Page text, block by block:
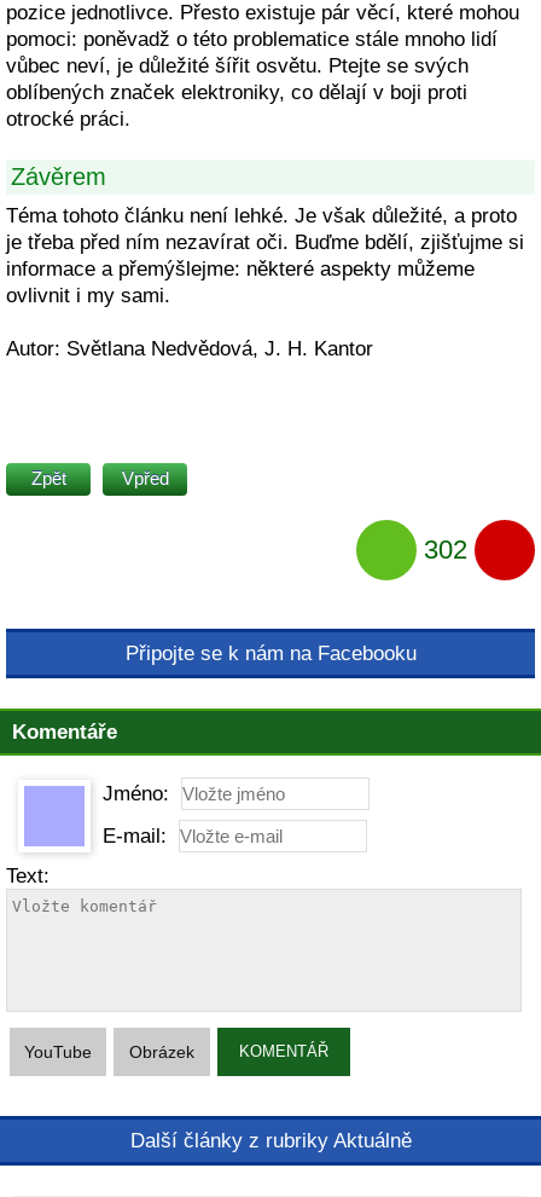
pozice jednotlivce. Přesto existuje pár věcí, které mohou
pomoci: poněvadž o této problematice stále mnoho lidí
vůbec neví, je důležité šířit osvětu. Ptejte se svých
oblíbených značek elektroniky, co dělají v boji proti
otrocké práci.
Závěrem
Téma tohoto článku není lehké. Je však důležité, a proto
je třeba před ním nezavírat oči. Buďme bdělí, zjišťujme si
informace a přemýšlejme: některé aspekty můžeme
ovlivnit i my sami.
Autor: Světlana Nedvědová, J. H. Kantor
Zpět Vpřed
302
Připojte se k nám na Facebooku
Komentáře
Jméno:
E-mail:
Text:
YouTube Obrázek KOMENTÁŘ
Další články z rubriky Aktuálně